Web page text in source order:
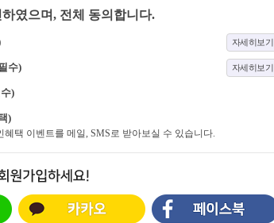
미
을 바꾼다!
마주치는 속
, 때로는 언
동 띄운 시
!
해 입대의회장 선거에 출마한 오아시
였으며, 전체 동의합니다.
자세히보기
수) 자세히보기
)
)
택 이벤트를 메일, SMS로 받아보실 수 있습니다.